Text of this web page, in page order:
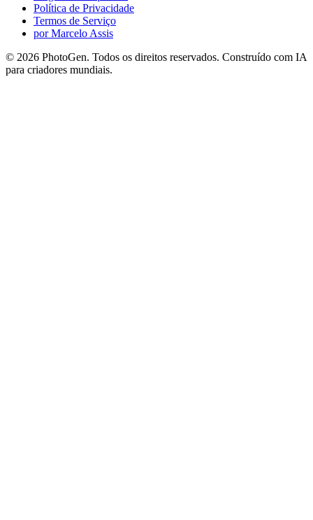
Política de Privacidade
Termos de Serviço
por Marcelo Assis
© 2026 PhotoGen. Todos os direitos reservados. Construído com IA
para criadores mundiais.